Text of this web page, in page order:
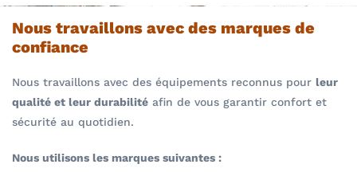
Nous travaillons avec des marques de
confiance
Nous travaillons avec des équipements reconnus pour leur
qualité et leur durabilité afin de vous garantir confort et
sécurité au quotidien.
Nous utilisons les marques suivantes :